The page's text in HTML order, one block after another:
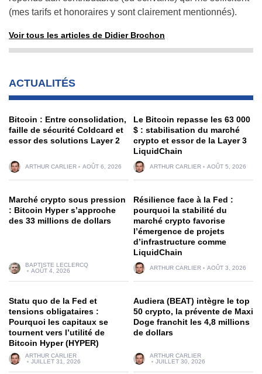
(mes tarifs et honoraires y sont clairement mentionnés).
Voir tous les articles de Didier Brochon
ACTUALITÉS
Bitcoin : Entre consolidation,
faille de sécurité Coldcard et
essor des solutions Layer 2
ARTHUR CARLIER AOÛT 6, 2026
Le Bitcoin repasse les 63 000
$ : stabilisation du marché
crypto et essor de la Layer 3
LiquidChain
ARTHUR CARLIER AOÛT 5, 2026
Marché crypto sous pression
: Bitcoin Hyper s’approche
des 33 millions de dollars
BAPTISTE LECLERCQ
AOÛT 4, 2026
Résilience face à la Fed :
pourquoi la stabilité du
marché crypto favorise
l’émergence de projets
d’infrastructure comme
LiquidChain
ARTHUR CARLIER AOÛT 3, 2026
Statu quo de la Fed et
tensions obligataires :
Pourquoi les capitaux se
tournent vers l’utilité de
Bitcoin Hyper (HYPER)
ARTHUR CARLIER
JUILLET 31, 2026
Audiera (BEAT) intègre le top
50 crypto, la prévente de Maxi
Doge franchit les 4,8 millions
de dollars
ARTHUR CARLIER
JUILLET 30, 2026